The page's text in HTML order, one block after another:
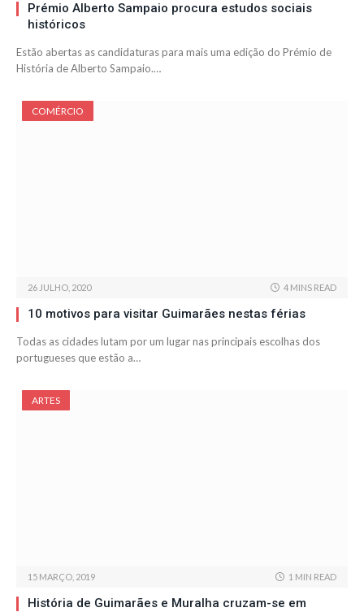
Prémio Alberto Sampaio procura estudos sociais
históricos
Estão abertas as candidaturas para mais uma edição do Prémio de
História de Alberto Sampaio.…
COMÉRCIO
26 JULHO, 2020 4 MINS READ
10 motivos para visitar Guimarães nestas férias
Todas as cidades lutam por um lugar nas principais escolhas dos
portugueses que estão a…
ARTES
15 MARÇO, 2019 1 MIN READ
História de Guimarães e Muralha cruzam-se em